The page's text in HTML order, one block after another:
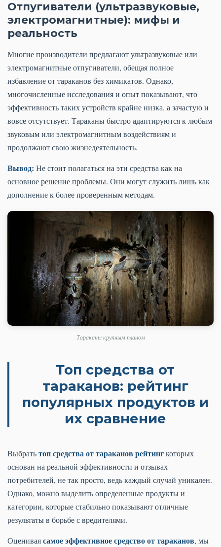
Отпугиватели (ультразвуковые,
электромагнитные): мифы и
реальность
Многие производители предлагают ультразвуковые или
электромагнитные отпугиватели, обещая полное
избавление от тараканов без химикатов. Однако,
многочисленные исследования и опыт показывают, что
эффективность таких устройств крайне низка, а зачастую и
вовсе отсутствует. Тараканы быстро адаптируются к любым
звуковым или электромагнитным воздействиям и
продолжают свою жизнедеятельность.
Вывод: Не стоит полагаться на эти средства как на
основное решение проблемы. Они могут служить лишь как
дополнение к более проверенным методам.
Тараканы крупным планом
Топ средства от
тараканов: рейтинг
популярных продуктов и
их сравнение
Выбратьтоп средства от тараканов рейтингкоторых
основан на реальной эффективности и отзывах
потребителей, не так просто, ведь каждый случай уникален.
Однако, можно выделить определенные продукты и
категории, которые стабильно показывают отличные
результаты в борьбе с вредителями.
Оцениваясамое эффективное средство от тараканов, мы